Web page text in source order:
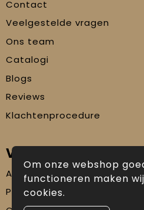
Contact
Veelgestelde vragen
Ons team
Catalogi
Blogs
Reviews
Klachtenprocedure
Veilig winkelen
Algemene voorwaarden
Privacyverklaring
Om onze webshop
functioneren maken
cookies.